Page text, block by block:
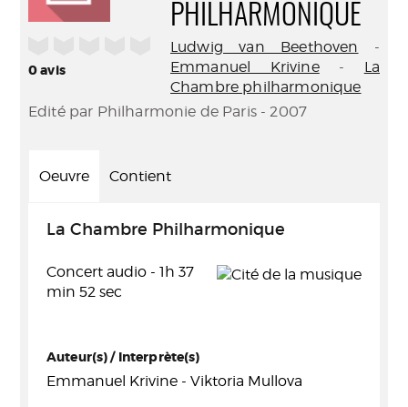
0avis
PHILHARMONIQUE
Ludwig van Beethoven -
Emmanuel Krivine- La
Chambre philharmonique
Edité par Philharmonie de Paris - 2007
Oeuvre Contient
La Chambre Philharmonique
Concert audio - 1h 37
min 52 sec
Auteur(s) / Interprète(s)
Emmanuel Krivine - Viktoria Mullova